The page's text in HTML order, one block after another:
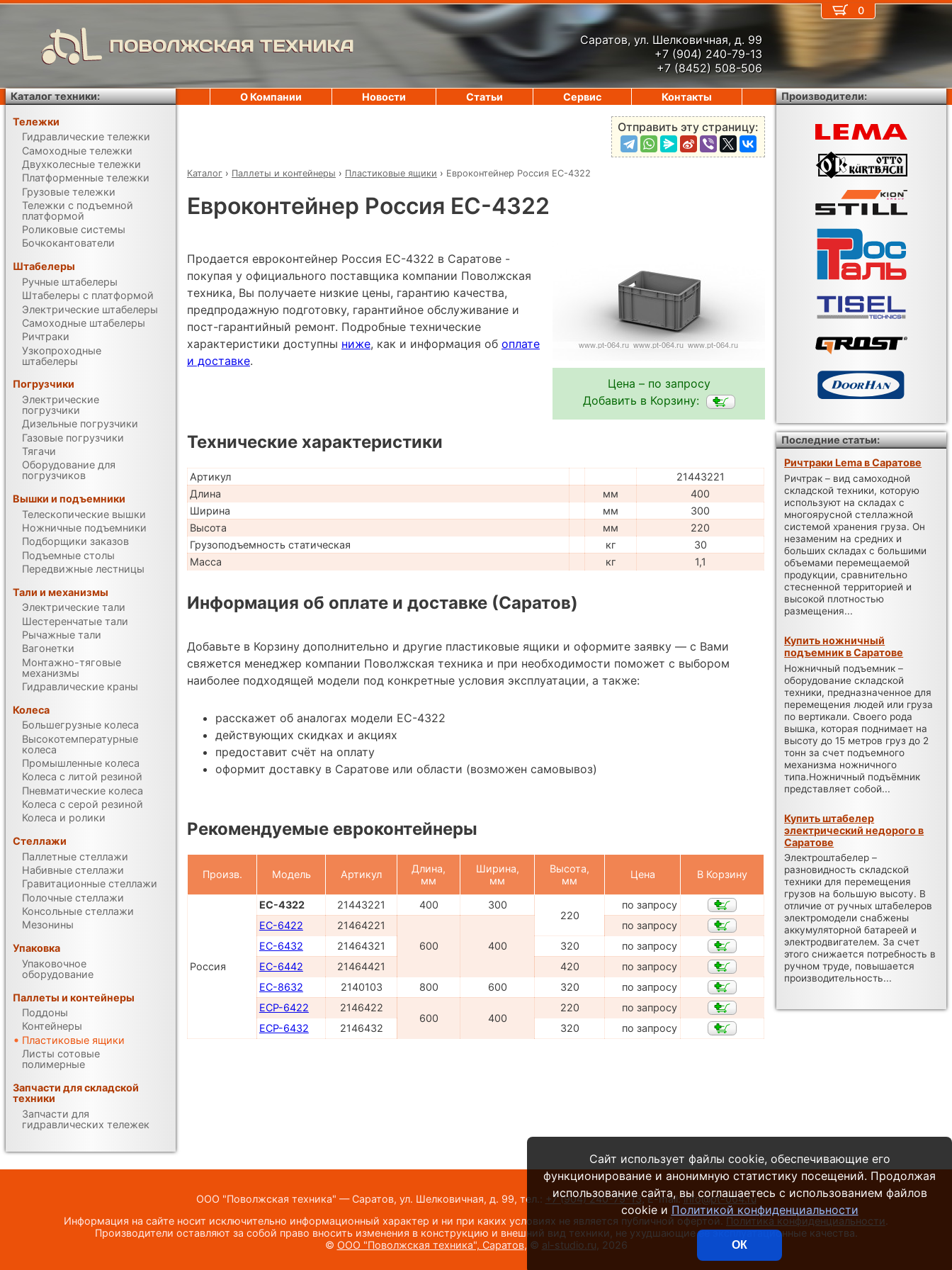
ПОВОЛЖСКАЯ ТЕХНИКА
Саратов, ул. Шелковичная, д. 99
+7 (904) 240-79-13
+7 (8452) 508-506
Отправить эту страницу:
Каталог › Паллеты и контейнеры › Пластиковые ящики › Евроконтейнер Россия ЕС-4322
Евроконтейнер Россия ЕС-4322
Цена – по запросу
Добавить в Корзину:
Продается евроконтейнер Россия ЕС-4322 в Саратове -
покупая у официального поставщика компании Поволжская
техника, Вы получаете низкие цены, гарантию качества,
предпродажную подготовку, гарантийное обслуживание и
пост-гарантийный ремонт. Подробные технические
характеристики доступны ниже, как и информация об оплате
и доставке.
Технические характеристики
Артикул
21443221
Длина
мм
400
Ширина
мм
300
Высота
мм
220
Грузоподъемность статическая
кг
30
Масса
кг 1,1
Информация об оплате и доставке (Саратов)
Добавьте в Корзину дополнительно и другие пластиковые ящики и оформите заявку — с Вами
свяжется менеджер компании Поволжская техника и при необходимости поможет с выбором
наиболее подходящей модели под конкретные условия эксплуатации, а также:
расскажет об аналогах модели ЕС-4322
действующих скидках и акциях
предоставит счёт на оплату
оформит доставку в Саратове или области (возможен самовывоз)
Рекомендуемые евроконтейнеры
Произв. Модель Артикул
Длина,
мм
Ширина,
мм
Высота,
мм
Цена В Корзину
Россия
ЕС-4322 21443221 400
300
220
по запросу
ЕС-6422
21464221
600
400
по запросу
ЕС-6432
21464321 320
по запросу
ЕС-6442
21464421 420
по запросу
ЕС-8632
2140103 800 600 320
по запросу
ЕСP-6422
2146422
600
400
220
по запросу
ЕСP-6432
2146432 320 по запросу
0
О Компании Новости Статьи Сервис Контакты
Каталог техники:
Тележки
Гидравлические тележки
Самоходные тележки
Двухколесные тележки
Платформенные тележки
Грузовые тележки
Тележки с подъемной
платформой
Роликовые системы
Бочкокантователи
Штабелеры
Ручные штабелеры
Штабелеры с платформой
Электрические штабелеры
Самоходные штабелеры
Ричтраки
Узкопроходные
штабелеры
Погрузчики
Электрические
погрузчики
Дизельные погрузчики
Газовые погрузчики
Тягачи
Оборудование для
погрузчиков
Вышки и подъемники
Телескопические вышки
Ножничные подъемники
Подборщики заказов
Подъемные столы
Передвижные лестницы
Тали и механизмы
Электрические тали
Шестеренчатые тали
Рычажные тали
Вагонетки
Монтажно-тяговые
механизмы
Гидравлические краны
Колеса
Большегрузные колеса
Высокотемпературные
колеса
Промышленные колеса
Колеса с литой резиной
Пневматические колеса
Колеса с серой резиной
Колеса и ролики
Стеллажи
Паллетные стеллажи
Набивные стеллажи
Гравитационные стеллажи
Полочные стеллажи
Консольные стеллажи
Мезонины
Упаковка
Упаковочное
оборудование
Паллеты и контейнеры
Поддоны
Контейнеры
Пластиковые ящики
Листы сотовые
полимерные
Запчасти для складской
техники
Запчасти для
гидравлических тележек
Производители:
Последние статьи:
Ричтраки Lema в Саратове
Ричтрак – вид самоходной
складской техники, которую
используют на складах с
многоярусной стеллажной
системой хранения груза. Он
незаменим на средних и
больших складах с большими
объемами перемещаемой
продукции, сравнительно
стесненной территорией и
высокой плотностью
размещения...
Купить ножничный
подъемник в Саратове
Ножничный подъемник –
оборудование складской
техники, предназначенное для
перемещения людей или груза
по вертикали. Своего рода
вышка, которая поднимает на
высоту до 15 метров груз до 2
тонн за счет подъемного
механизма ножничного
типа.Ножничный подъёмник
представляет собой...
Купить штабелер
электрический недорого в
Саратове
Электроштабелер –
разновидность складской
техники для перемещения
грузов на большую высоту. В
отличие от ручных штабелеров
электромодели снабжены
аккумуляторной батареей и
электродвигателем. За счет
этого снижается потребность в
ручном труде, повышается
производительность...
ООО "Поволжская техника" — Саратов, ул. Шелковичная, д. 99, тел.: +7 (904) 240-79-13,E-mail:info@pt-064.ru
Информация на сайте носит исключительно информационный характер и ни при каких условиях не является публичной офертой. Политика конфиденциальности
Производители оставляют за собой право вносить изменения в конструкцию и внешний вид техники, не ухудшающие ее эксплуатационные качества.
© ООО "Поволжская техника", Саратов, © al-studio.ru , 2026
Сайт использует файлы cookie, обеспечивающие его
функционирование и анонимную статистику посещений. Продолжая
использование сайта, вы соглашаетесь с использованием файлов
cookie и Политикой конфиденциальности
ОК